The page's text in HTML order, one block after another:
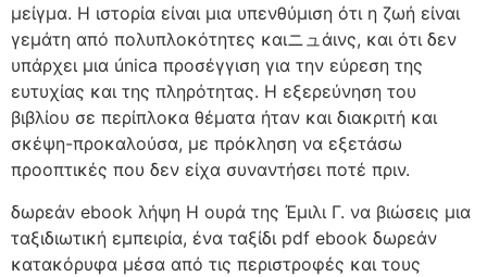
μείγμα. Η ιστορία είναι μια υπενθύμιση ότι η ζωή είναι
γεμάτη από πολυπλοκότητες καιニュάινς, και ότι δεν
υπάρχει μια única προσέγγιση για την εύρεση της
ευτυχίας και της πληρότητας. Η εξερεύνηση του
βιβλίου σε περίπλοκα θέματα ήταν και διακριτή και
σκέψη-προκαλούσα, με πρόκληση να εξετάσω
προοπτικές που δεν είχα συναντήσει ποτέ πριν.
δωρεάν ebook λήψη Η ουρά της Έμιλι Γ. να βιώσεις μια
ταξιδιωτική εμπειρία, ένα ταξίδι pdf ebook δωρεάν
κατακόρυφα μέσα από τις περιστροφές και τους